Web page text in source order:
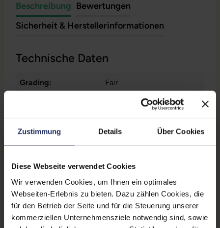
Zustimmung Details Über Cookies
Diese Webseite verwendet Cookies
Wir verwenden Cookies, um Ihnen ein optimales
Webseiten-Erlebnis zu bieten. Dazu zählen Cookies, die
für den Betrieb der Seite und für die Steuerung unserer
kommerziellen Unternehmensziele notwendig sind, sowie
Beschreibung Bewertungen
Sicherheit & Herstellerinformationen
Technische Daten
Grading: Fair
Displayart: Mattes Display
Webcam: Ja
Tastaturbeleuchtung: Nein
Schnittstellen:
1x Audio / Mikrofon - 3.5